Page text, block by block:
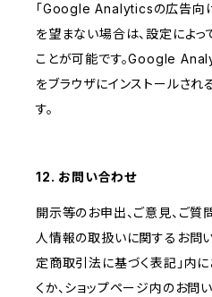
「Google Analyticsの広告向
を望まない場合は、設定によっ
ことが可能です。Google
をブラウザにインストールさ
す。
12. お問い合わせ
開示等のお申出、ご意見、ご質
人情報の取扱いに関するお問
定商取引法に基づく表記」内
くか、ショップページ内のお問